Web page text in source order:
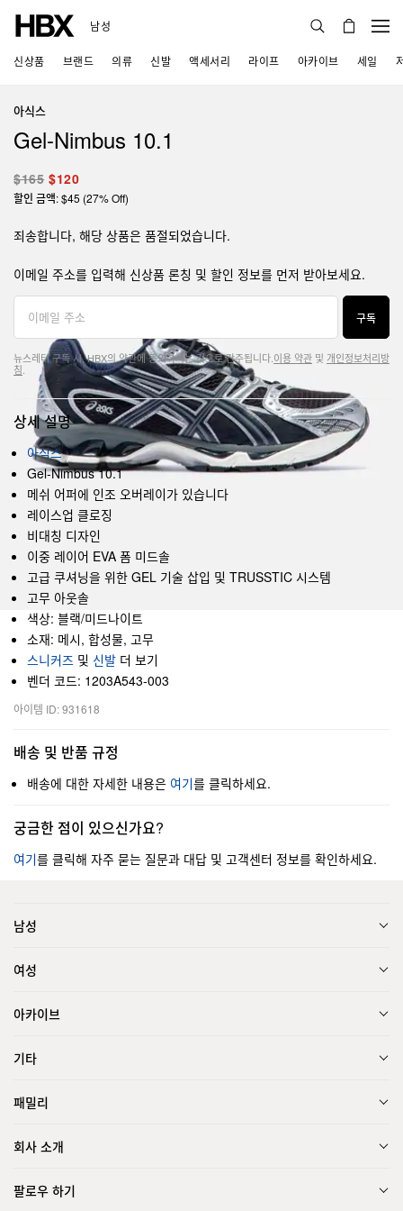
남성
신상품 브랜드 의류 신발 액세서리 라이프 아카이브 세일
아식스
Gel-Nimbus 10.1
$165 $120
할인 금액: $45 (27% Off)
죄송합니다, 해당 상품은 품절되었습니다.
이메일 주소를 입력해 신상품 론칭 및 할인 정보를 먼저 받아보세요.
구독
뉴스레터 구독 시, HBX의 약관에 동의하시는 것으로 간주됩니다. 이용 약관 및 개인정보처리방
침
상세 설명
아식스
Gel-Nimbus 10.1
메쉬 어퍼에 인조 오버레이가 있습니다
레이스업 클로징
비대칭 디자인
이중 레이어 EVA 폼 미드솔
고급 쿠셔닝을 위한 GEL 기술 삽입 및 TRUSSTIC 시스템
고무 아웃솔
색상: 블랙/미드나이트
소재: 메시, 합성물, 고무
스니커즈 및 신발 더 보기
벤더 코드: 1203A543-003
아이템 ID: 931618
배송 및 반품 규정
배송에 대한 자세한 내용은 여기를 클릭하세요.
궁금한 점이 있으신가요?
여기를 클릭해 자주 묻는 질문과 대답 및 고객센터 정보를 확인하세요.
남성
여성
아카이브
기타
패밀리
회사 소개
팔로우 하기